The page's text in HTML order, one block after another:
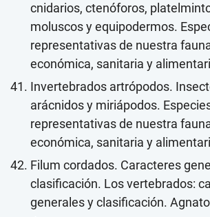
cnidarios, ctenóforos,
moluscos y equipodermos.
representativas de nuestra
económica, sanitaria y
Invertebrados artrópodos.
arácnidos y miriápodos.
representativas de nuestra
económica, sanitaria y
Filum cordados. Caracteres
clasificación. Los vertebrados:
generales y clasificación.